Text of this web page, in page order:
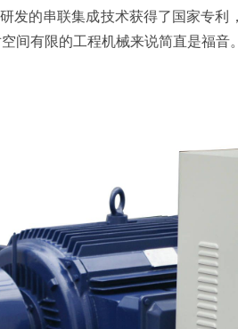
的串联集成技术获得了国家专利
间有限的工程机械来说简直是福音。